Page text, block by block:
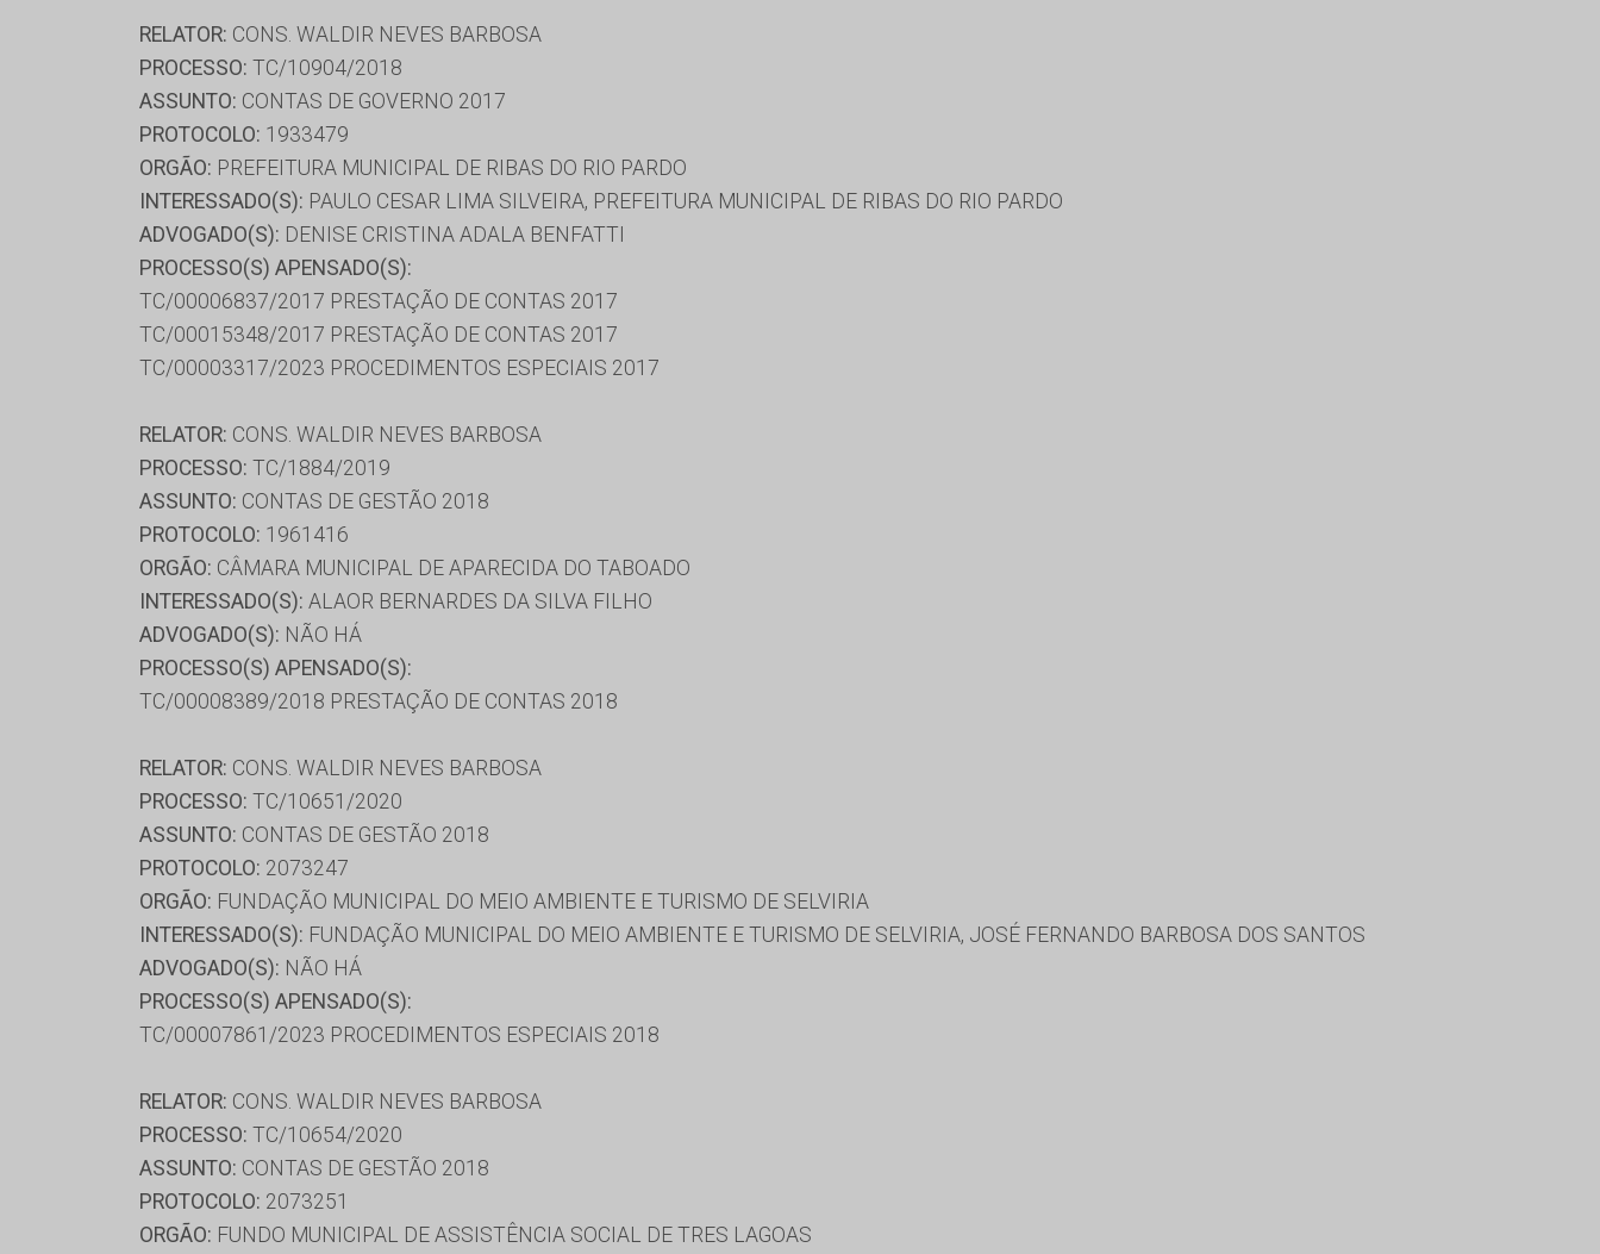
RELATOR: CONS. WALDIR NEVES BARBOSA
PROCESSO: TC/10904/2018
ASSUNTO: CONTAS DE GOVERNO 2017
PROTOCOLO: 1933479
ORGÃO: PREFEITURA MUNICIPAL DE RIBAS DO RIO PARDO
INTERESSADO(S): PAULO CESAR LIMA SILVEIRA, PREFEITURA MUNICIPAL DE RIBAS DO RIO PARDO
ADVOGADO(S): DENISE CRISTINA ADALA BENFATTI
PROCESSO(S) APENSADO(S):
TC/00006837/2017 PRESTAÇÃO DE CONTAS 2017
TC/00015348/2017 PRESTAÇÃO DE CONTAS 2017
TC/00003317/2023 PROCEDIMENTOS ESPECIAIS 2017
RELATOR: CONS. WALDIR NEVES BARBOSA
PROCESSO: TC/1884/2019
ASSUNTO: CONTAS DE GESTÃO 2018
PROTOCOLO: 1961416
ORGÃO: CÂMARA MUNICIPAL DE APARECIDA DO TABOADO
INTERESSADO(S): ALAOR BERNARDES DA SILVA FILHO
ADVOGADO(S): NÃO HÁ
PROCESSO(S) APENSADO(S):
TC/00008389/2018 PRESTAÇÃO DE CONTAS 2018
RELATOR: CONS. WALDIR NEVES BARBOSA
PROCESSO: TC/10651/2020
ASSUNTO: CONTAS DE GESTÃO 2018
PROTOCOLO: 2073247
ORGÃO: FUNDAÇÃO MUNICIPAL DO MEIO AMBIENTE E TURISMO DE SELVIRIA
INTERESSADO(S): FUNDAÇÃO MUNICIPAL DO MEIO AMBIENTE E TURISMO DE SELVIRIA, JOSÉ FERNANDO BARBOSA DOS SANTOS
ADVOGADO(S): NÃO HÁ
PROCESSO(S) APENSADO(S):
TC/00007861/2023 PROCEDIMENTOS ESPECIAIS 2018
RELATOR: CONS. WALDIR NEVES BARBOSA
PROCESSO: TC/10654/2020
ASSUNTO: CONTAS DE GESTÃO 2018
PROTOCOLO: 2073251
ORGÃO: FUNDO MUNICIPAL DE ASSISTÊNCIA SOCIAL DE TRES LAGOAS